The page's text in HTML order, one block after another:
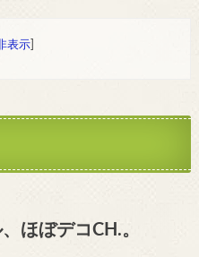
表示
ほぼデコCH.。